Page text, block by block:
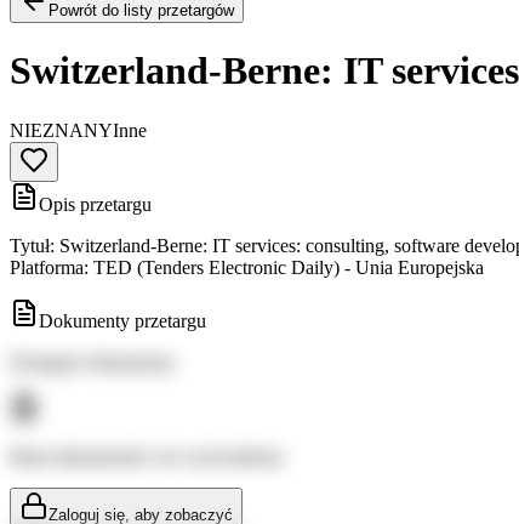
Powrót do listy przetargów
Switzerland-Berne: IT
NIEZNANYInne
Opis przetargu
Tytuł: Switzerland-Berne: IT services: consulting, software
Platforma: TED (Tenders Electronic Daily) - Unia Europejska
Dokumenty przetargu
Zaloguj się, aby zobaczyć